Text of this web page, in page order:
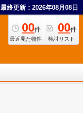
最終更新：2026年08月08日
00件
最近見た物件
00件
検討リスト